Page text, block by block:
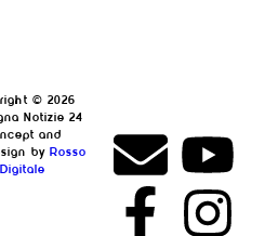
© 2026
Notizie 24
and
by Rosso
Digitale